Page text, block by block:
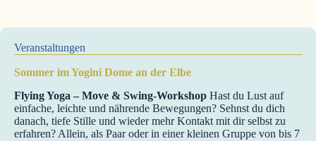
Veranstaltungen
Sommer im Yogini Dome an der Elbe
Flying Yoga – Move & Swing-Workshop Hast du Lust auf
einfache, leichte und nährende Bewegungen? Sehnst du dich
danach, tiefe Stille und wieder mehr Kontakt mit dir selbst zu
erfahren? Allein, als Paar oder in einer kleinen Gruppe von bis 7